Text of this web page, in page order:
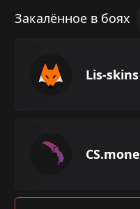
Закалённое в боях
Lis-skins